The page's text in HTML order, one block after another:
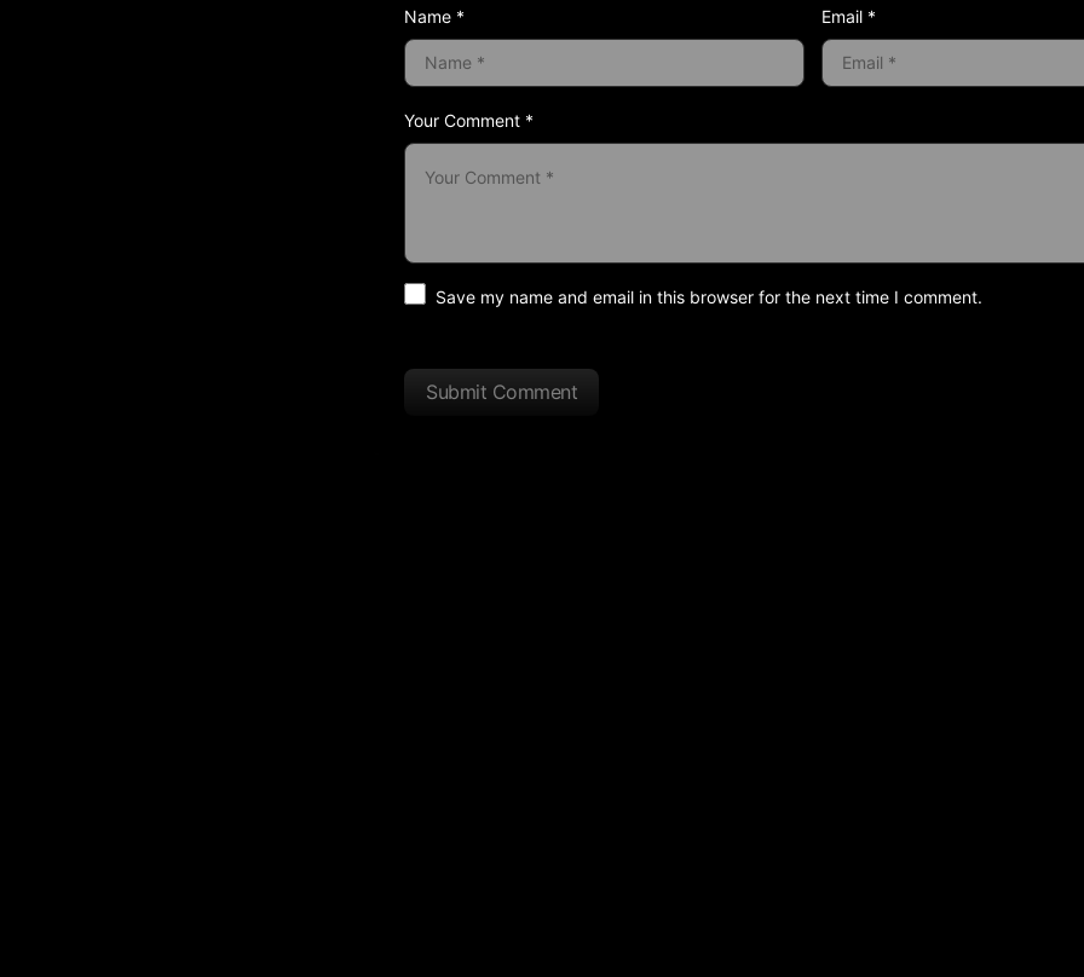
Your Comment *
Name * Email *
Save my name and email in this browser for the next time I comment.
Submit Comment